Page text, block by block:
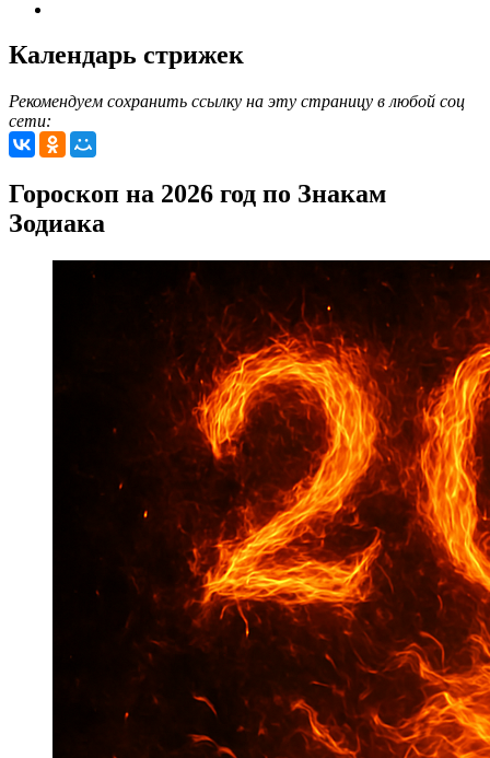
Календарь стрижек
Рекомендуем сохранить ссылку на эту страницу в любой соц
сети:
Гороскоп на 2026 год по Знакам
Зодиака